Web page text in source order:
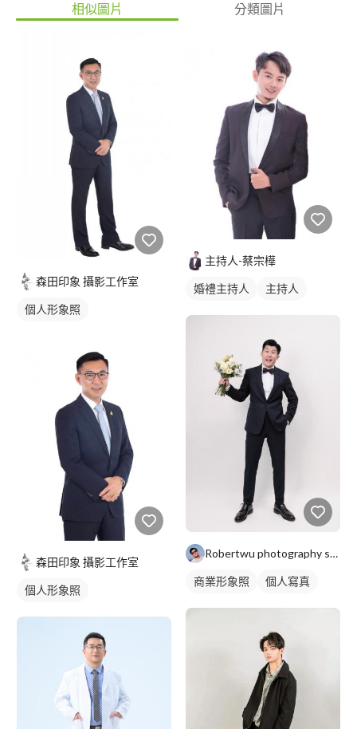
相似圖片 分類圖片
森田印象 攝影工作室
個人形象照
森田印象 攝影工作室
個人形象照
主持人-蔡宗樺
婚禮主持人 主持人
Robertwu photography studio
商業形象照 個人寫真